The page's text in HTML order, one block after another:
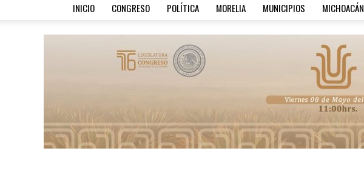
INICIO CONGRESO POLÍTICA MORELIA MUNICIPIOS MICHOACÁN